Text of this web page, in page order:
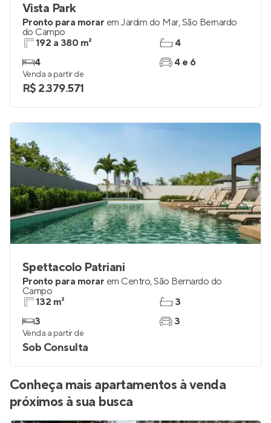
Vista Park
Pronto para morar em Jardim do Mar,São Bernardo
do Campo
192 a 380 m²
4
4
4 e 6
Venda a partir de
R$ 2.379.571
Spettacolo Patriani
Pronto para morar em Centro,São Bernardo do
Campo
132 m²
3
3
3
Venda a partir de
Sob Consulta
Conheça mais apartamentos à venda
próximos à sua busca